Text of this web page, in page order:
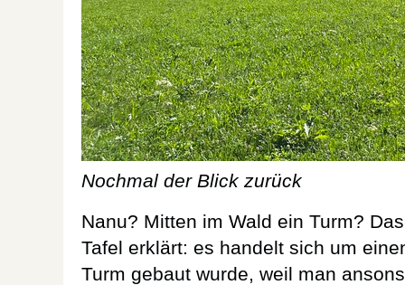
Nochmal der Blick zurück
Nanu? Mitten im Wald ein Turm?
Tafel erklärt: es handelt sich um
Turm gebaut wurde, weil man